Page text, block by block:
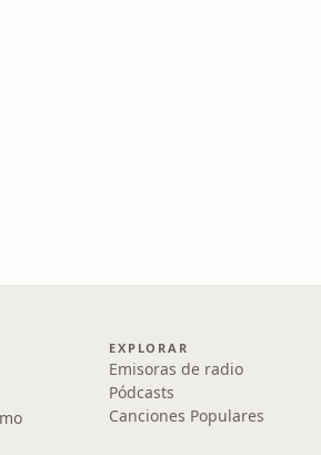
EXPLORAR
Emisoras de radio
Pódcasts
Canciones Populares